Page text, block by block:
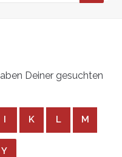
Deiner gesuchten
I K L M
Y